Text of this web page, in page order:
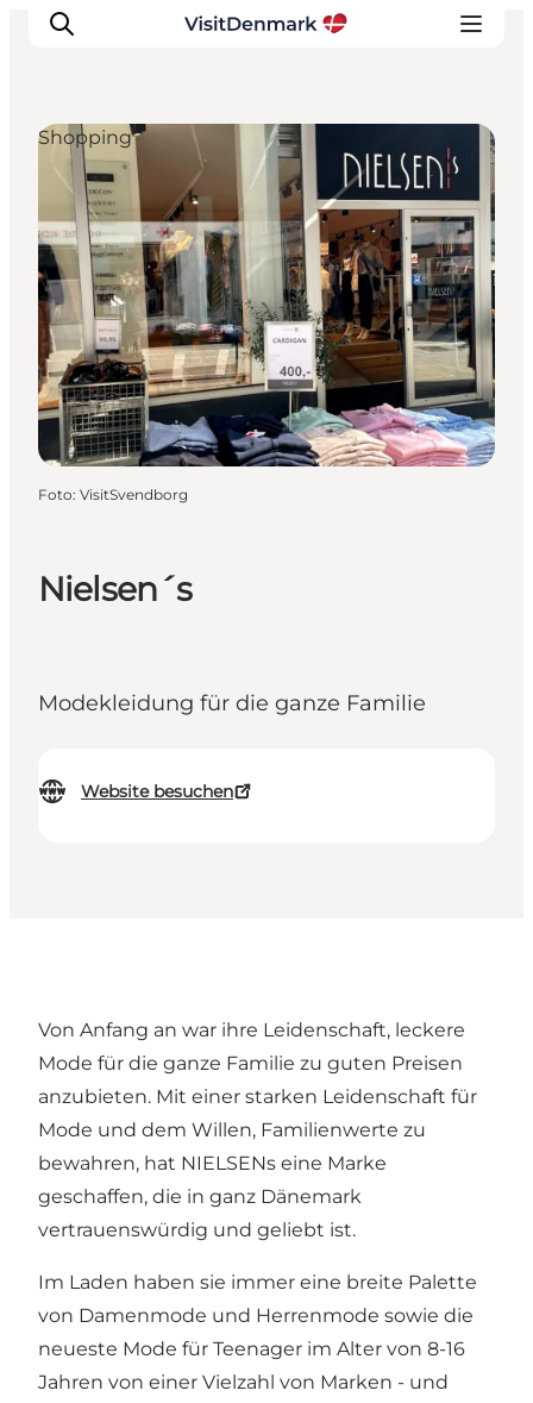
Inspiration
Regionen
Erlebnisse
Unterkünfte
Reiseplanung
Nielsen´s
Modekleidung für die ganze Familie
Website besuchen
Shopping
Foto: VisitSvendborg
Von Anfang an war ihre Leidenschaft, leckere
Mode für die ganze Familie zu guten Preisen
anzubieten. Mit einer starken Leidenschaft für
Mode und dem Willen, Familienwerte zu
bewahren, hat NIELSENs eine Marke
geschaffen, die in ganz Dänemark
vertrauenswürdig und geliebt ist.
Im Laden haben sie immer eine breite Palette
von Damenmode und Herrenmode sowie die
neueste Mode für Teenager im Alter von 8-16
Jahren von einer Vielzahl von Marken - und